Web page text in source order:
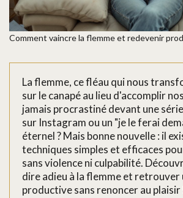
Comment vaincre la flemme et redevenir
La flemme, ce fléau qui nous
sur le canapé au lieu d'accomplir
jamais procrastiné devant une
sur Instagram ou un "je le ferai
éternel ? Mais bonne nouvelle : il
techniques simples et efficaces
sans violence ni culpabilité.
dire adieu à la flemme et retrouver
productive sans renoncer au plaisir